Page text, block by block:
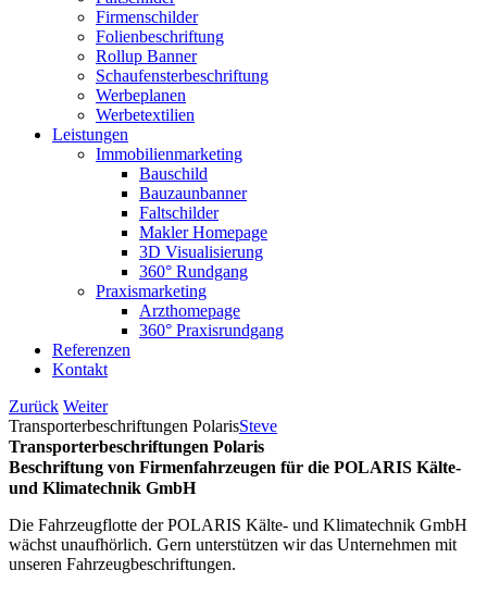
Firmenschilder
Folienbeschriftung
Rollup Banner
Schaufensterbeschriftung
Werbeplanen
Werbetextilien
Leistungen
Immobilienmarketing
Bauschild
Bauzaunbanner
Faltschilder
Makler Homepage
3D Visualisierung
360° Rundgang
Praxismarketing
Arzthomepage
360° Praxisrundgang
Referenzen
Kontakt
Zurück Weiter
Transporterbeschriftungen PolarisSteve
Transporterbeschriftungen Polaris
Beschriftung von Firmenfahrzeugen für die POLARIS Kälte-
und Klimatechnik GmbH
Die Fahrzeugflotte der POLARIS Kälte- und Klimatechnik GmbH
wächst unaufhörlich. Gern unterstützen wir das Unternehmen mit
unseren Fahrzeugbeschriftungen.